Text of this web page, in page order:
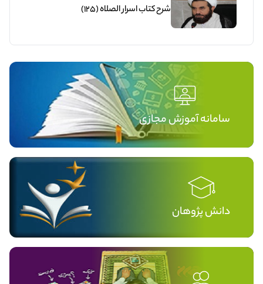
شرح کتاب اسرار الصلاه (125)
سامانه آموزش مجازی
دانش پژوهان